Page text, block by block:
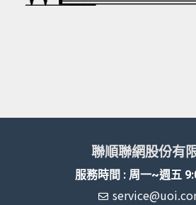
聯順聯網股份有
服務時間 : 周一~週五